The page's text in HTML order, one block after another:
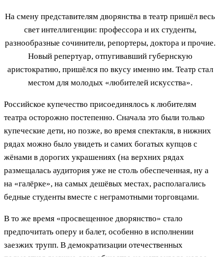
На смену представителям дворянства в театр пришёл весь
свет интеллигенции: профессора и их студенты,
разнообразные сочинители, репортеры, доктора и прочие.
Новый репертуар, отпугивавший губернскую
аристократию, пришёлся по вкусу именно им. Театр стал
местом для молодых «любителей искусства».
Российское купечество присоединялось к любителям
театра осторожно постепенно. Сначала это были только
купеческие дети, но позже, во время спектакля, в нижних
рядах можно было увидеть и самих богатых купцов с
жёнами в дорогих украшениях (на верхних рядах
размещалась аудитория уже не столь обеспеченная, ну а
на «галёрке», на самых дешёвых местах, располагались
бедные студенты вместе с неграмотными торговцами.
В то же время «просвещенное дворянство» стало
предпочитать оперу и балет, особенно в исполнении
заезжих трупп. В демократизации отечественных